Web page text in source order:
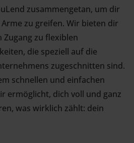
zusammengetan, um dir
zu greifen. Wir bieten dir
zu flexiblen
die speziell auf die
zugeschnitten sind.
schnellen und einfachen
ermöglicht, dich voll und ganz
was wirklich zählt: dein